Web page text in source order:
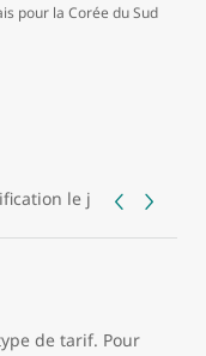
pour la Corée du Sud
le jour même
de tarif. Pour